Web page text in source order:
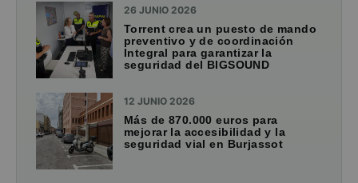
26 JUNIO 2026
Torrent crea un puesto de mando
preventivo y de coordinación
Integral para garantizar la
seguridad del BIGSOUND
12 JUNIO 2026
Más de 870.000 euros para
mejorar la accesibilidad y la
seguridad vial en Burjassot